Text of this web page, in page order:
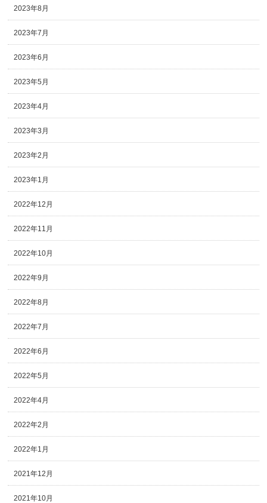
2023年8月
2023年7月
2023年6月
2023年5月
2023年4月
2023年3月
2023年2月
2023年1月
2022年12月
2022年11月
2022年10月
2022年9月
2022年8月
2022年7月
2022年6月
2022年5月
2022年4月
2022年2月
2022年1月
2021年12月
2021年10月